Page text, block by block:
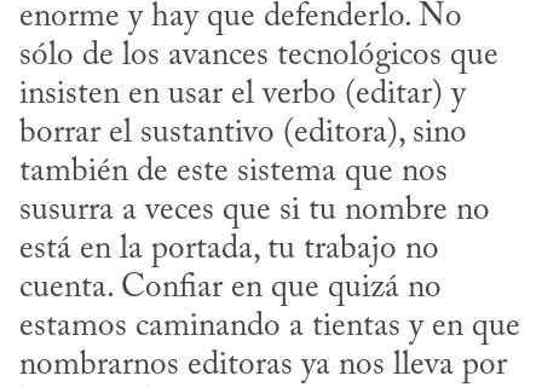
enorme y hay que defenderlo. No
sólo de los avances tecnológicos que
insisten en usar el verbo (editar) y
borrar el sustantivo (editora), sino
también de este sistema que nos
susurra a veces que si tu nombre no
está en la portada, tu trabajo no
cuenta. Confiar en que quizá no
estamos caminando a tientas y en que
nombrarnos editoras ya nos lleva por